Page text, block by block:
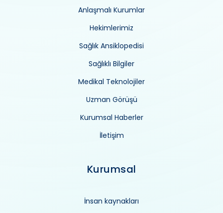
Anlaşmalı Kurumlar
Hekimlerimiz
Sağlık Ansiklopedisi
Sağlıklı Bilgiler
Medikal Teknolojiler
Uzman Görüşü
Kurumsal Haberler
İletişim
Kurumsal
İnsan kaynakları